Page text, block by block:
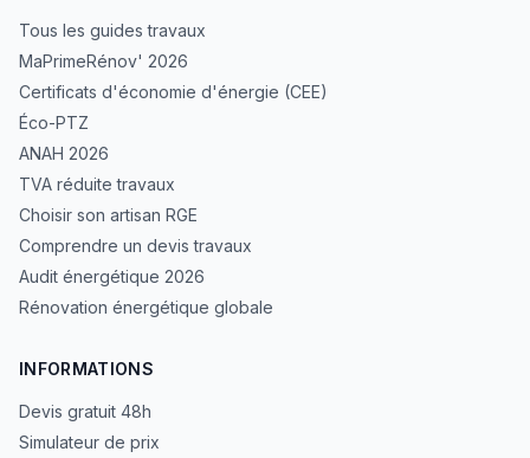
Tous les guides travaux
MaPrimeRénov' 2026
Certificats d'économie d'énergie (CEE)
Éco-PTZ
ANAH 2026
TVA réduite travaux
Choisir son artisan RGE
Comprendre un devis travaux
Audit énergétique 2026
Rénovation énergétique globale
INFORMATIONS
Devis gratuit 48h
Simulateur de prix